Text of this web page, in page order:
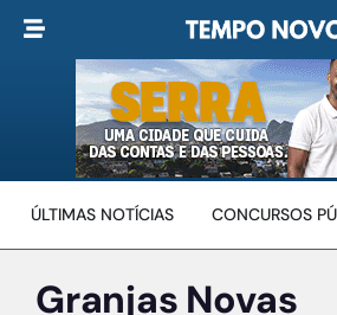
ÚLTIMAS NOTÍCIAS CONCURSOS
Granjas Novas